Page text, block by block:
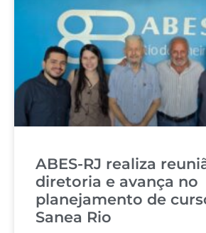
ABES-RJ realiza
diretoria e avança no
planejamento de
Sanea Rio